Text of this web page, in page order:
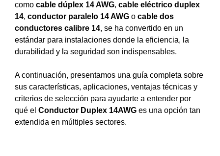
como cable dúplex 14 AWG, cable eléctrico duplex
14, conductor paralelo 14 AWG o cable dos
conductores calibre 14, se ha convertido en un
estándar para instalaciones donde la eficiencia, la
durabilidad y la seguridad son indispensables.
A continuación, presentamos una guía completa sobre
sus características, aplicaciones, ventajas técnicas y
criterios de selección para ayudarte a entender por
qué el Conductor Duplex 14AWG es una opción tan
extendida en múltiples sectores.